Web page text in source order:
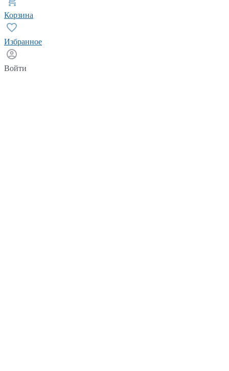
Корзина
Избранное
Войти